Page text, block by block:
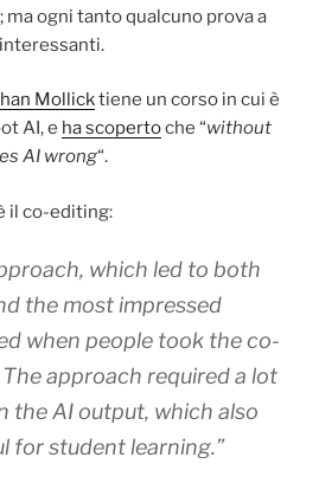
ma ogni tanto qualcuno prova a
Mollicktiene un corso in cui è
AI, e ha scopertoche “without
AI wrong“.
il co-editing:
which led to both
the most impressed
when people took the co-
approach required a lot
the AI output, which also
for student learning.”